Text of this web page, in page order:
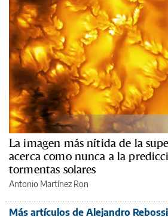
La imagen más nítida de la
acerca como nunca a la
tormentas solares
Antonio Martínez Ron
Más artículos de Alejandro